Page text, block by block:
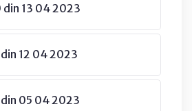
13 04 2023
12 04 2023
05 04 2023